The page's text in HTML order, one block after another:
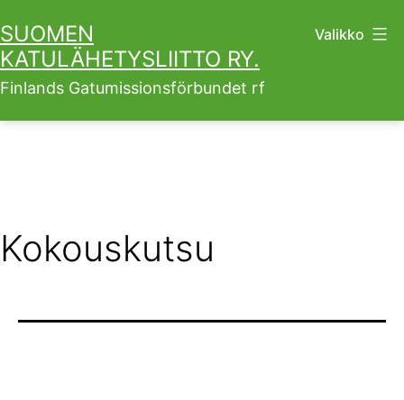
sisältöön
SUOMEN
KATULÄHETYSLIITTO RY.
Finlands Gatumissionsförbundet rf
Valikko
Kokouskutsu